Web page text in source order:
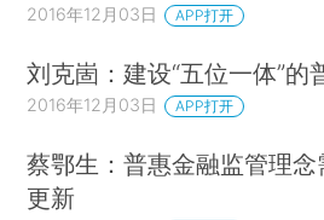
2016年12月03日 APP打开
刘克崮：建设“五位一体”的
2016年12月03日 APP打开
蔡鄂生：普惠金融监管理念
更新